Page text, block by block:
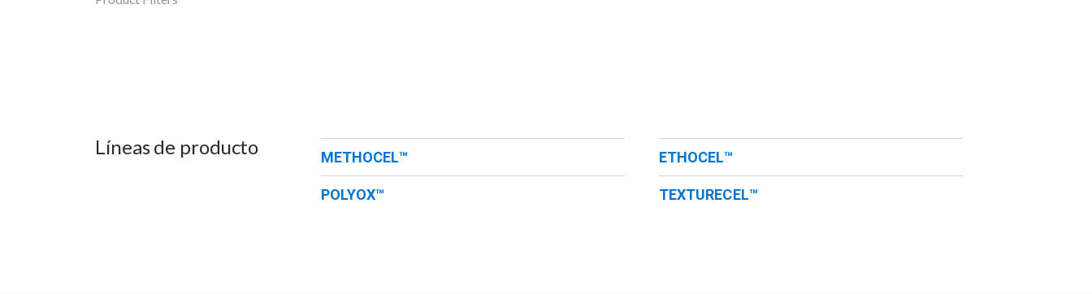
Líneas de producto METHOCEL™ ETHOCEL™
POLYOX™ TEXTURECEL™